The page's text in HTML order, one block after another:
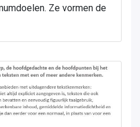
Ze vormen de